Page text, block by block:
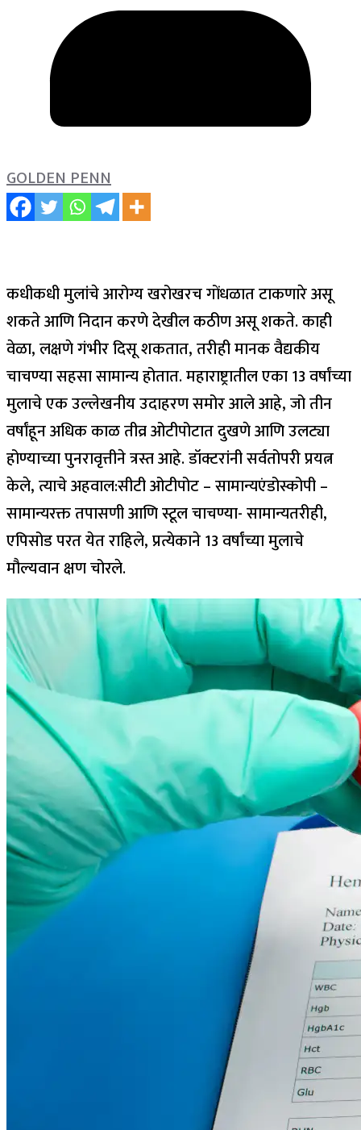
GOLDEN PENN
कधीकधी मुलांचे आरोग्य खरोखरच गोंधळात टाकणारे असू
शकते आणि निदान करणे देखील कठीण असू शकते. काही
वेळा, लक्षणे गंभीर दिसू शकतात, तरीही मानक वैद्यकीय
चाचण्या सहसा सामान्य होतात.महाराष्ट्रातील एका 13 वर्षांच्या
मुलाचे एक उल्लेखनीय उदाहरण समोर आले आहे, जो तीन
वर्षांहून अधिक काळ तीव्र ओटीपोटात दुखणे आणि उलट्या
होण्याच्या पुनरावृत्तीने त्रस्त आहे. डॉक्टरांनी सर्वतोपरी प्रयत्न
केले, त्याचे अहवाल:सीटी ओटीपोट – सामान्यएंडोस्कोपी –
सामान्यरक्त तपासणी आणि स्टूल चाचण्या- सामान्यतरीही,
एपिसोड परत येत राहिले, प्रत्येकाने 13 वर्षांच्या मुलाचे
मौल्यवान क्षण चोरले.